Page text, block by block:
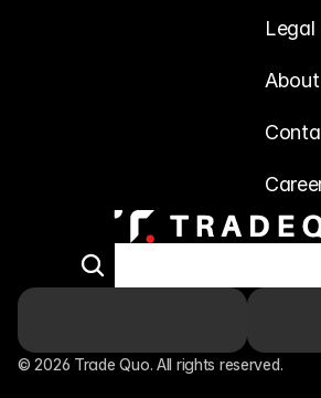
Legal
© 2026 Trade Quo. All rights reserved.